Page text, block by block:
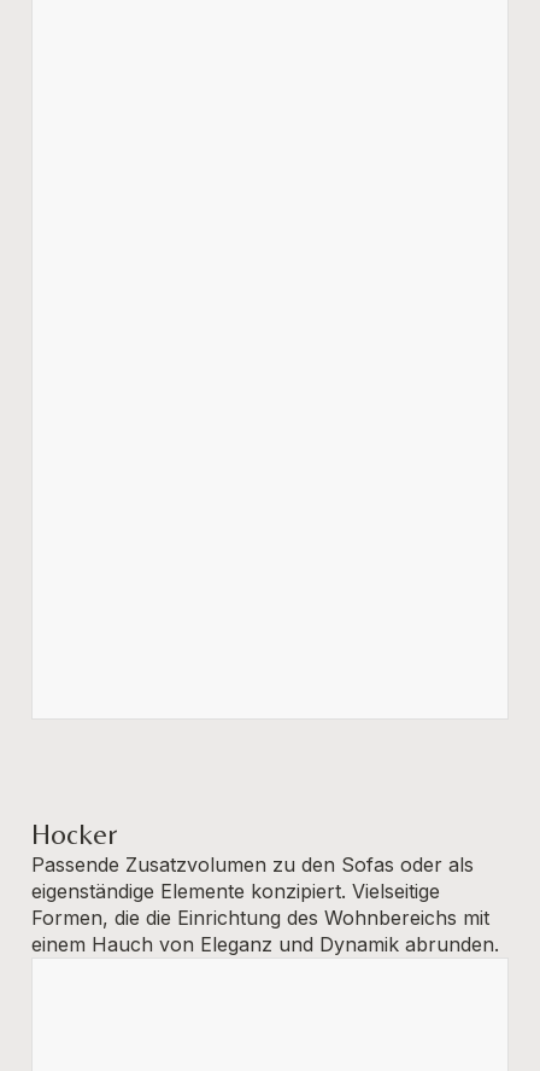
Hocker
Passende Zusatzvolumen zu den Sofas oder als
eigenständige Elemente konzipiert. Vielseitige
Formen, die die Einrichtung des Wohnbereichs mit
einem Hauch von Eleganz und Dynamik abrunden.